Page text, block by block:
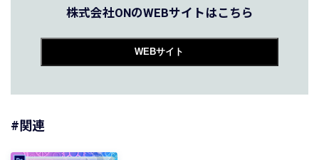
株式会社ONのWEBサイトはこちら
WEBサイト
#関連